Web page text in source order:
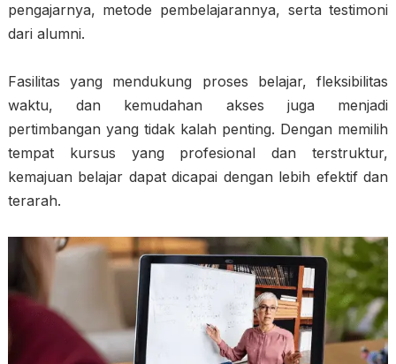
pengajarnya, metode pembelajarannya, serta testimoni
dari alumni.
Fasilitas yang mendukung proses belajar, fleksibilitas
waktu, dan kemudahan akses juga menjadi
pertimbangan yang tidak kalah penting. Dengan memilih
tempat kursus yang profesional dan terstruktur,
kemajuan belajar dapat dicapai dengan lebih efektif dan
terarah.